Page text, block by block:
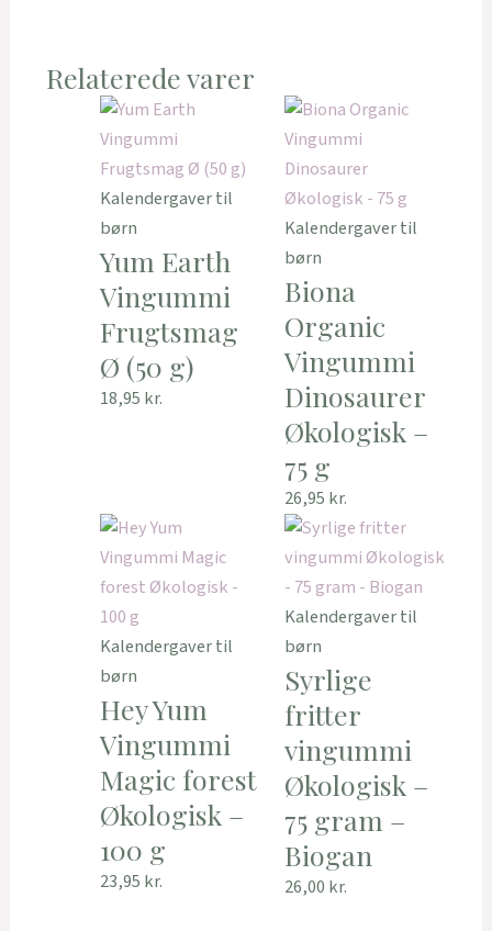
Relaterede varer
Kalendergaver til
børn
Yum Earth
Vingummi
Frugtsmag
Ø (50 g)
18,95 kr.
Kalendergaver til
børn
Biona
Organic
Vingummi
Dinosaurer
Økologisk –
75 g
26,95 kr.
Kalendergaver til
børn
Hey Yum
Vingummi
Magic forest
Økologisk –
100 g
23,95 kr.
Kalendergaver til
børn
Syrlige
fritter
vingummi
Økologisk –
75 gram –
Biogan
26,00 kr.